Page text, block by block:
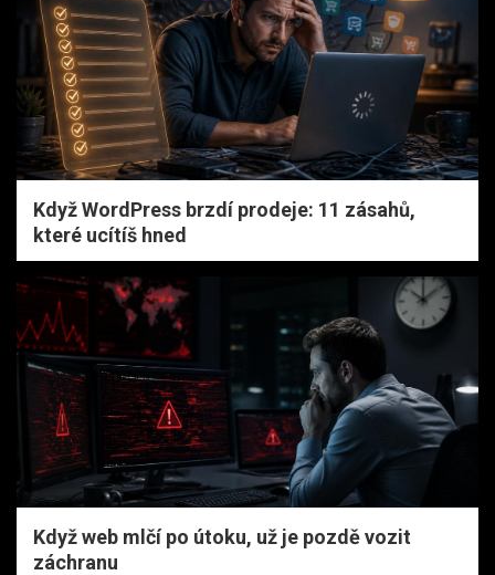
Když WordPress brzdí prodeje: 11 zásahů,
které ucítíš hned
Když web mlčí po útoku, už je pozdě vozit
záchranu